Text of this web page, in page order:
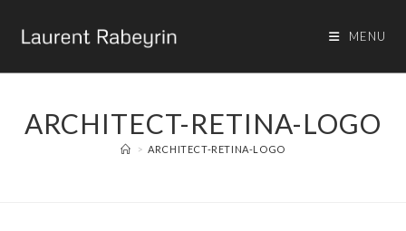
MENU
ARCHITECT-RETINA-LOGO
> ARCHITECT-RETINA-LOGO